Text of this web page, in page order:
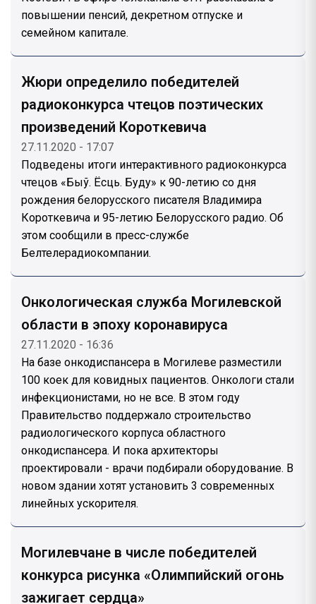
повышении пенсий, декретном отпуске и
семейном капитале.
Жюри определило победителей
радиоконкурса чтецов поэтических
произведений Короткевича
27.11.2020 - 17:07
Подведены итоги интерактивного радиоконкурса
чтецов «Быў. Ёсць. Буду» к 90-летию со дня
рождения белорусского писателя Владимира
Короткевича и 95-летию Белорусского радио. Об
этом сообщили в пресс-службе
Белтелерадиокомпании.
Онкологическая служба Могилевской
области в эпоху коронавируса
27.11.2020 - 16:36
На базе онкодиспансера в Могилеве разместили
100 коек для ковидных пациентов. Онкологи стали
инфекционистами, но не все. В этом году
Правительство поддержало строительство
радиологического корпуса областного
онкодиспансера. И пока архитекторы
проектировали - врачи подбирали оборудование. В
новом здании хотят установить 3 современных
линейных ускорителя.
Могилевчане в числе победителей
конкурса рисунка «Олимпийский огонь
зажигает сердца»